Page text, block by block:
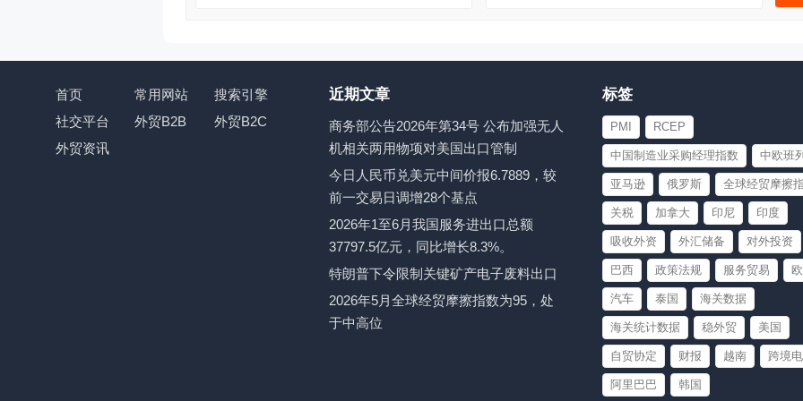
首页 常用网站
搜索引擎
社交平台
外贸B2B
外贸B2C
外贸资讯
近期文章
商务部公告2026年第34号 公布加强无人
机相关两用物项对美国出口管制
今日人民币兑美元中间价报6.7889，较
前一交易日调增28个基点
2026年1至6月我国服务进出口总额
37797.5亿元，同比增长8.3%。
特朗普下令限制关键矿产电子废料出口
2026年5月全球经贸摩擦指数为95，处
于中高位
标签
PMI RCEP
中国制造业采购经理指数 中欧班列
亚马逊 俄罗斯 全球经贸摩擦
关税 加拿大 印尼 印度
吸收外资 外汇储备 对外投资
巴西 政策法规 服务贸易
汽车 泰国 海关数据
海关统计数据 稳外贸 美国
自贸协定 财报 越南 跨境
阿里巴巴 韩国